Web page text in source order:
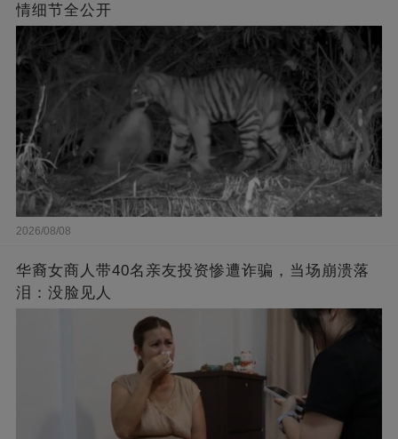
情细节全公开
2026/08/08
华裔女商人带40名亲友投资惨遭诈骗，当场崩溃落
泪：没脸见人